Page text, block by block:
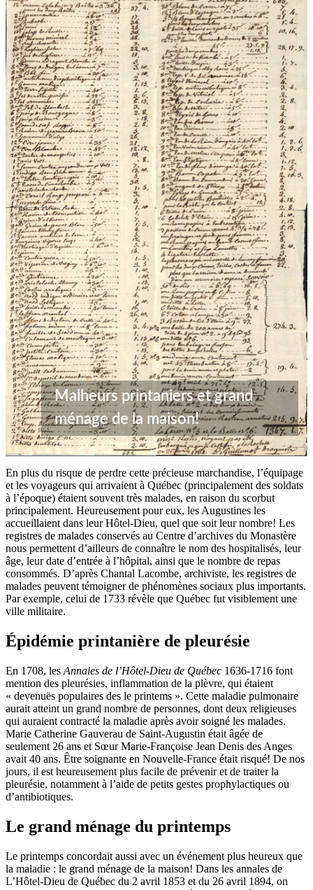
Malheurs printaniers et grand
ménage de la maison!
En plus du risque de perdre cette précieuse marchandise, l’équipage
et les voyageurs qui arrivaient à Québec (principalement des soldats
à l’époque) étaient souvent très malades, en raison du scorbut
principalement. Heureusement pour eux, les Augustines les
accueillaient dans leur Hôtel-Dieu, quel que soit leur nombre! Les
registres de malades conservés au Centre d’archives du Monastère
nous permettent d’ailleurs de connaître le nom des hospitalisés, leur
âge, leur date d’entrée à l’hôpital, ainsi que le nombre de repas
consommés. D’après Chantal Lacombe, archiviste, les registres de
malades peuvent témoigner de phénomènes sociaux plus importants.
Par exemple, celui de 1733 révèle que Québec fut visiblement une
ville militaire.
Épidémie printanière de pleurésie
En 1708, les Annales de l’Hôtel-Dieu de Québec 1636-1716 font
mention des pleurésies, inflammation de la plèvre, qui étaient
« devenuës populaires des le printems ». Cette maladie pulmonaire
aurait atteint un grand nombre de personnes, dont deux religieuses
qui auraient contracté la maladie après avoir soigné les malades.
Marie Catherine Gauverau de Saint-Augustin était âgée de
seulement 26 ans et Sœur Marie-Françoise Jean Denis des Anges
avait 40 ans. Être soignante en Nouvelle-France était risqué! De nos
jours, il est heureusement plus facile de prévenir et de traiter la
pleurésie, notamment à l’aide de petits gestes prophylactiques ou
d’antibiotiques.
Le grand ménage du printemps
Le printemps concordait aussi avec un événement plus heureux que
la maladie : le grand ménage de la maison! Dans les annales de
L’Hôtel-Dieu de Québec du 2 avril 1853 et du 26 avril 1894, on